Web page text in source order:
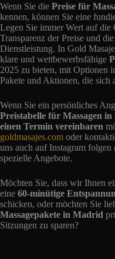
Wenn Sie die Preise für
kennen, können Sie eine
Legen Sie immer Wert auf
Transparenz der Preise und
Dienstleistung. In Gold
klare und wettbewerbsfähige
2025 zu bieten, mit Optionen
Pakete und Aktionen, die sich
Wenn Sie ein persönliches
Preistabelle für Massagen
einen Termin vereinbaren
goldmasajes.com oder
uns auch auf Instagram folgen
spezielle Angebote.
Möchten Sie, dass wir Ihnen
eine 60-minütige
schicken, oder möchten Sie
Massagepakete in Madrid
Sitzungen zu sparen?